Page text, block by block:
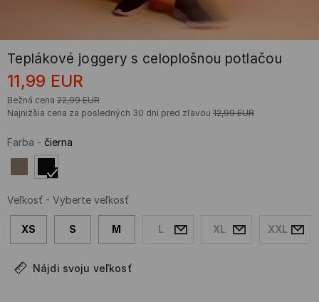
Teplákové joggery s celoplošnou potlačou
11,99 EUR
Bežná cena 22,99 EUR
Najnižšia cena za posledných 30 dní pred zľavou 12,99 EUR
Farba - čierna
Veľkosť - Vyberte veľkosť
XS S M L XL XXL
Nájdi svoju veľkosť